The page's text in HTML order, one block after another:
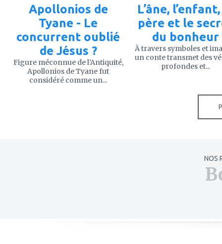
Apollonios de
Tyane - Le
concurrent oublié
de Jésus ?
Figure méconnue de l’Antiquité,
Apollonios de Tyane fut
considéré comme un...
L’âne,
père et le
du bonheur
À travers symboles et
un conte transmet des
profondes et...
NOS